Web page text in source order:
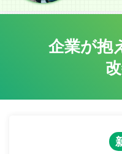
企業が抱